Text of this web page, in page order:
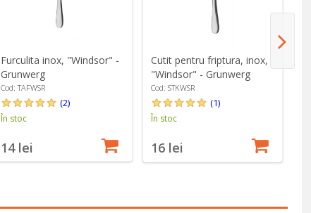
Furculita inox, "Windsor" -
Grunwerg
Cod: TAFWSR
(2)
În stoc
14 lei
Cutit pentru friptura, inox,
"Windsor" - Grunwerg
Cod: STKWSR
(1)
În stoc
16 lei